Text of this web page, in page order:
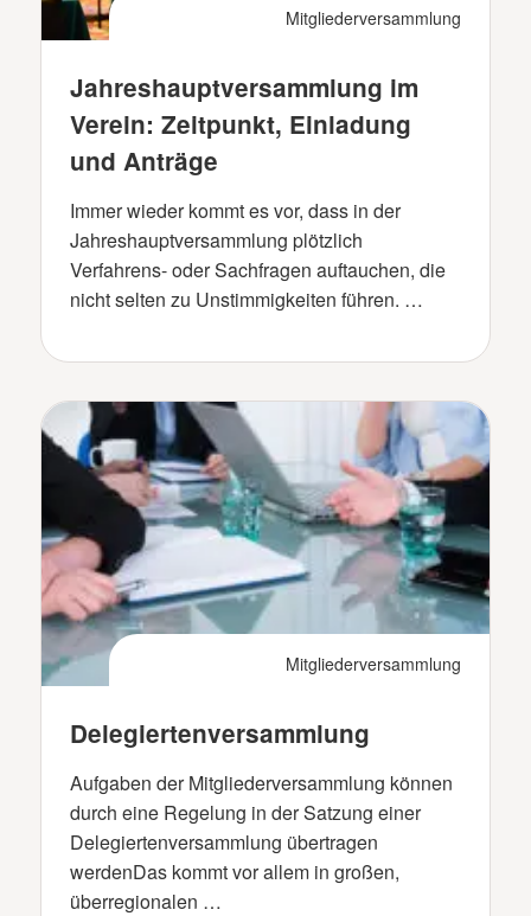
Mitgliederversammlung
Jahreshauptversammlung im
Verein: Zeitpunkt, Einladung
und Anträge
Immer wieder kommt es vor, dass in der
Jahreshauptversammlung plötzlich
Verfahrens- oder Sachfragen auftauchen, die
nicht selten zu Unstimmigkeiten führen. …
Mitgliederversammlung
Delegiertenversammlung
Aufgaben der Mitgliederversammlung können
durch eine Regelung in der Satzung einer
Delegiertenversammlung übertragen
werdenDas kommt vor allem in großen,
überregionalen …